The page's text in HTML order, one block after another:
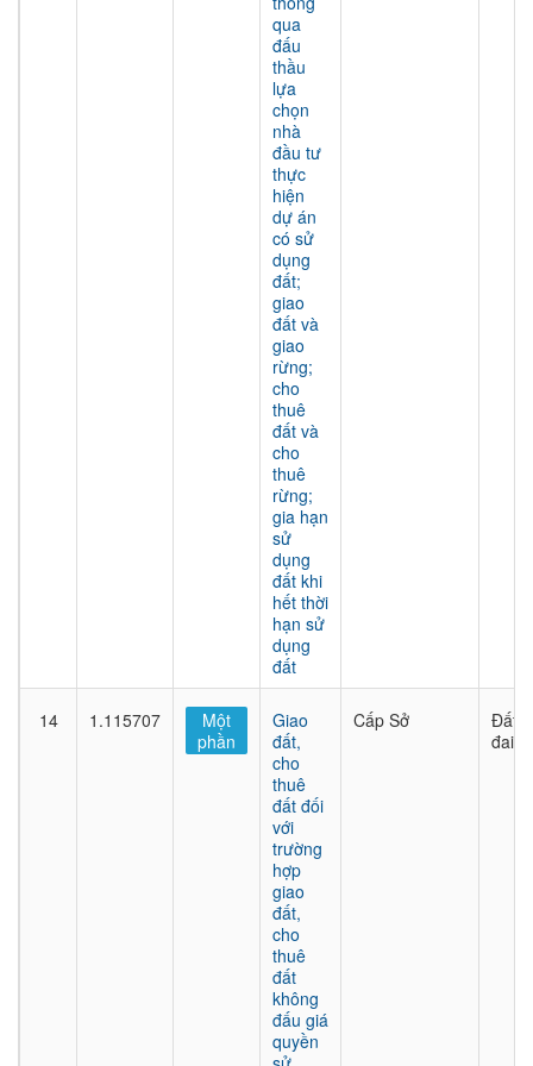
qua
đấu
thầu
lựa
chọn
nhà
đầu tư
thực
hiện
dự án
có sử
dụng
đất;
giao
đất và
giao
rừng;
cho
thuê
đất và
cho
thuê
rừng;
gia hạn
sử
dụng
đất khi
hết thời
hạn sử
dụng
đất
14 1.115707
Một
phần
Giao
đất,
cho
thuê
đất đối
với
trường
hợp
giao
đất,
cho
thuê
đất
không
đấu giá
quyền
Cấp Sở
Đất
đai